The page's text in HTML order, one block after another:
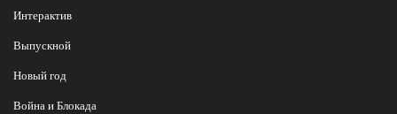
Интерактив
Выпускной
Новый год
Война и Блокада